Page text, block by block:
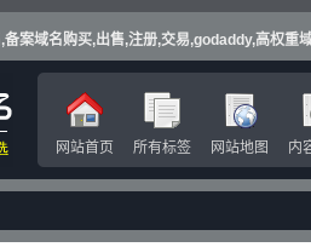
备案域名购买,出售,注册,交易,godaddy,高权重
网站首页 所有标签 网站地图 内